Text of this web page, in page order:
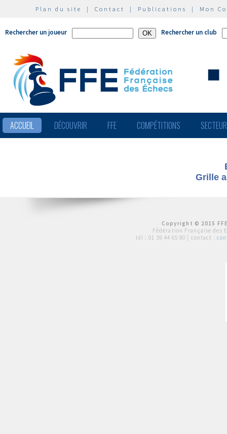
Plan du site | Contact | Publications | Mon
Rechercher un joueur Rechercher un club
ACCUEIL DÉCOUVRIR FFE COMPÉTITIONS
Grille
Copyright © 2015
Fédération Française des
tél : 01 39 44 65 80 | contact :